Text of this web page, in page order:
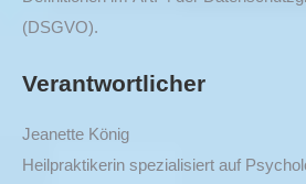
(DSGVO).
Verantwortlicher
Jeanette König
Heilpraktikerin spezialisiert auf